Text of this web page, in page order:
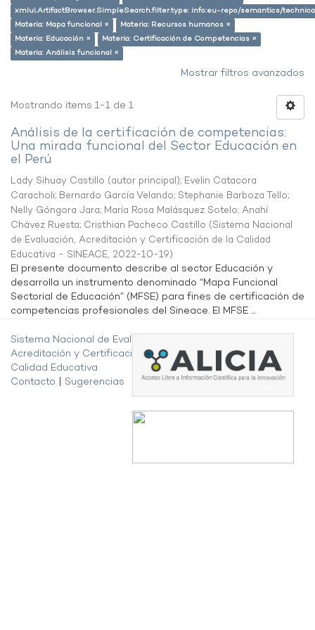
xmlui.ArtifactBrowser.SimpleSearch.filter.type: info:eu-repo/semantics/
Materia: Mapa funcional ×
Materia: Recursos humanos ×
Materia: Educación ×
Materia: Certificación de Competencias ×
Materia: Análisis funcional ×
Mostrar filtros avanzados
Mostrando ítems 1-1 de 1
Análisis de la certificación de competencias:
Una mirada funcional del Sector Educación en
el Perú
Lady Sihuay Castillo (autor principal); Evelin Catacora
Caracholi; Bernardo García Velando; Stephanie Barboza Tello;
Nelly Góngora Jara; María Rosa Malásquez Sotelo; Anahí
Chávez Ruesta; Cristhian Pacheco Castillo (Sistema Nacional
de Evaluación, Acreditación y Certificación de la Calidad
Educativa - SINEACE, 2022-10-19)
El presente documento describe al sector Educación y
desarrolla un instrumento denominado “Mapa Funcional
Sectorial de Educación” (MFSE) para fines de certificación de
competencias profesionales del Sineace. El MFSE ...
Sistema Nacional de Evaluación,
Acreditación y Certificación de la
Calidad Educativa
Contacto
Sugerencias